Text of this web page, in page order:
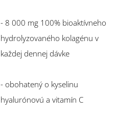
- 8 000 mg 100% bioaktívneho
hydrolyzovaného kolagénu v
každej dennej dávke
- obohatený o kyselinu
hyalurónovú a vitamín C